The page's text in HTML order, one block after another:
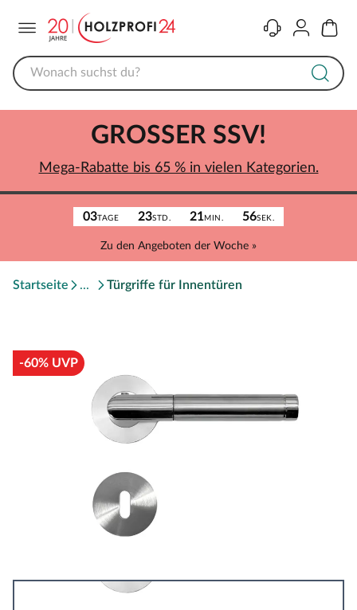
KontaktKonto
03TAGE 23STD. 21MIN. 56SEK.
Zu den Angeboten der Woche »
GROSSER SSV!
Mega-Rabatte bis 65 % in vielen Kategorien.
Startseite Türgriffe für Innentüren
-60% UVP